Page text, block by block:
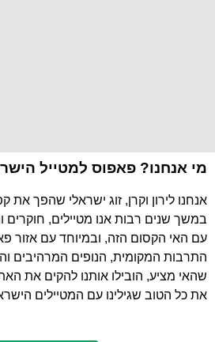
מי אנחנו? פאפוס למטייל
אנחנו לירון וקרן, זוג ישראלי שהפך את
במשך שנים רבות אנו מטיילים,
עם האי הקסום הזה, ובמיוחד עם אזור
התרבות המקומית, הנופים המרהיבים
שהאי מציע, הובילו אותנו להקים את
את כל הטוב שגילינו עם המטיילים